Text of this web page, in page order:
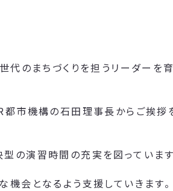
のまちづくりを担うリーダー
市機構の石田理事長からご挨拶
の演習時間の充実を図っています
会となるよう支援していきます。